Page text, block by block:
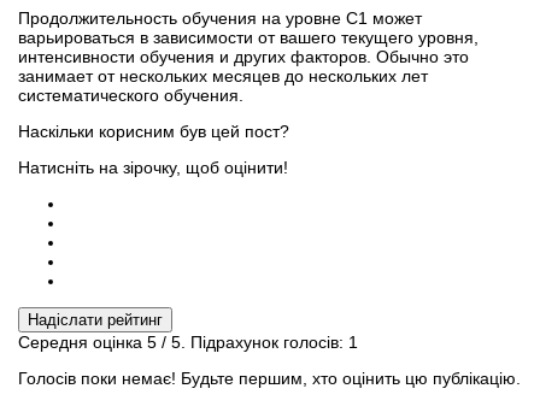
Продолжительность обучения на уровне C1 может
варьироваться в зависимости от вашего текущего уровня,
интенсивности обучения и других факторов. Обычно это
занимает от нескольких месяцев до нескольких лет
систематического обучения.
Наскільки корисним був цей пост?
Натисніть на зірочку, щоб оцінити!
Надіслати рейтинг
Середня оцінка 5 / 5. Підрахунок голосів: 1
Голосів поки немає! Будьте першим, хто оцінить цю публікацію.